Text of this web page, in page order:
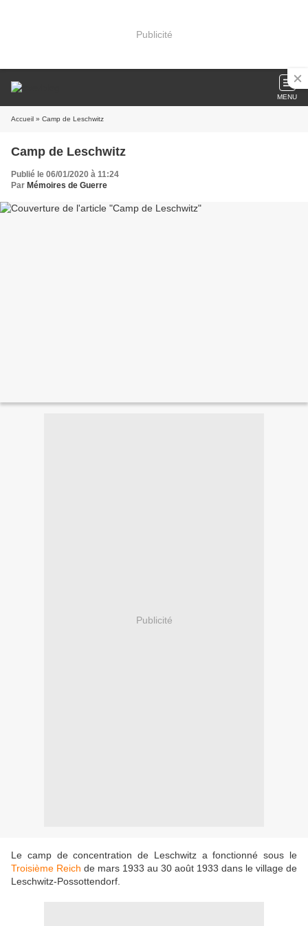
Publicité
MENU
Accueil » Camp de Leschwitz
Camp de Leschwitz
Publié le 06/01/2020 à 11:24
Par Mémoires de Guerre
Publicité
Le camp de concentration de Leschwitz a fonctionné sous le
Troisième Reich de mars 1933 au 30 août 1933 dans le village de
Leschwitz-Possottendorf.